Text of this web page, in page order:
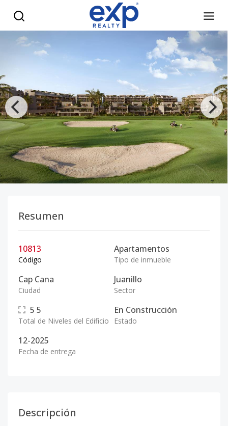
Resumen
10813
Código
Apartamentos
Tipo de inmueble
Cap Cana
Ciudad
Juanillo
Sector
5 5
Total de Niveles del Edificio
En Construcción
Estado
12-2025
Fecha de entrega
Descripción
ANDARA CAP CANA - eXp Realty República Dominicana